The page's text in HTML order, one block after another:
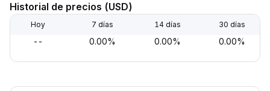
Historial de precios (USD)
Hoy 7 días 14 días 30 días
-- 0.00% 0.00% 0.00%